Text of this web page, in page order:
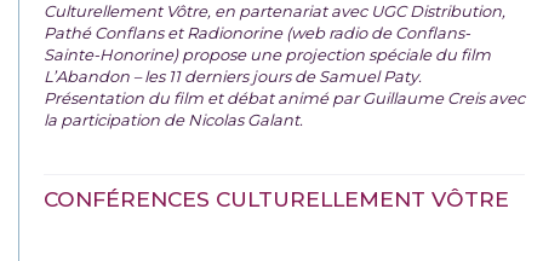
Culturellement Vôtre, en partenariat avec UGC Distribution,
Pathé Conflans et Radionorine (web radio de Conflans-
Sainte-Honorine) propose une projection spéciale du film
L’Abandon – les 11 derniers jours de Samuel Paty.
Présentation du film et débat animé par Guillaume Creis avec
la participation de Nicolas Galant.
CONFÉRENCES CULTURELLEMENT VÔTRE